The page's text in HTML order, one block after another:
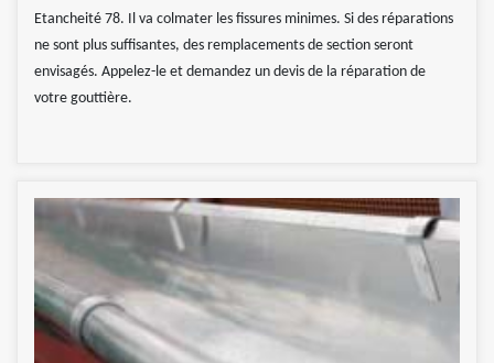
Etancheité 78. Il va colmater les fissures minimes. Si des réparations
ne sont plus suffisantes, des remplacements de section seront
envisagés. Appelez-le et demandez un devis de la réparation de
votre gouttière.